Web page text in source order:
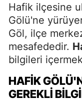
Hafik ilçesine
Gölü'ne
Göl, ilçe
mesafededir.
bilgileri
HAFIK
GEREKLI